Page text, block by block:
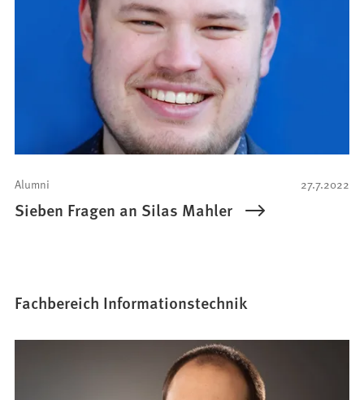
27.7.2022
Alumni
Sieben Fragen an Silas Mahler
Fachbereich Informationstechnik